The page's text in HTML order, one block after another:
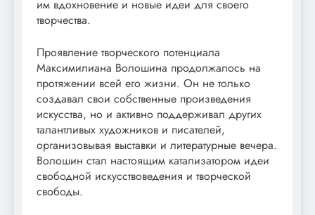
им вдохновение и новые идеи для своего
творчества.
Проявление творческого потенциала
Максимилиана Волошина продолжалось на
протяжении всей его жизни. Он не только
создавал свои собственные произведения
искусства, но и активно поддерживал других
талантливых художников и писателей,
организовывая выставки и литературные вечера.
Волошин стал настоящим катализатором идеи
свободной искусствоведения и творческой
свободы.